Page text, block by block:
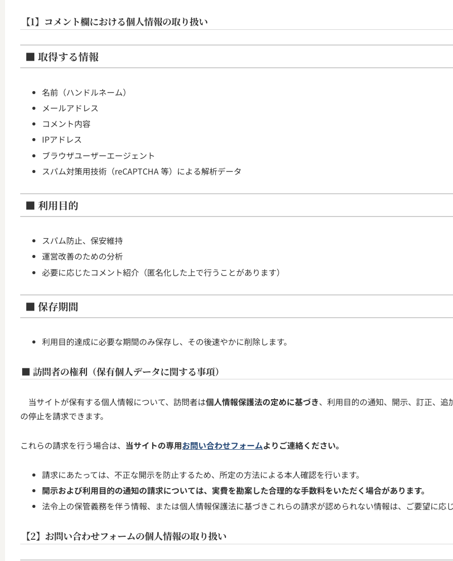
【1】コメント欄における個人情報の取り扱い
■ 取得する情報
名前（ハンドルネーム）
メールアドレス
コメント内容
IPアドレス
ブラウザユーザーエージェント
スパム対策用技術（reCAPTCHA 等）による解析データ
■ 利用目的
スパム防止、保安維持
運営改善のための分析
必要に応じたコメント紹介（匿名化した上で行うことがあります）
■ 保存期間
利用目的達成に必要な期間のみ保存し、その後速やかに削除します。
■ 訪問者の権利（保有個人データに関する事項）
当サイトが保有する個人情報について、訪問者は個人情報保護法の定めに基づき、利用目的の通知、開示、訂正、
の停止を請求できます。
これらの請求を行う場合は、 当サイトの専用お問い合わせフォームよりご連絡ください。
請求にあたっては、不正な開示を防止するため、所定の方法による本人確認を行います。
開示および利用目的の通知の請求については、実費を勘案した合理的な手数料をいただく場合があります。
法令上の保管義務を伴う情報、または個人情報保護法に基づきこれらの請求が認められない情報は、ご要望に応
【2】お問い合わせフォームの個人情報の取り扱い